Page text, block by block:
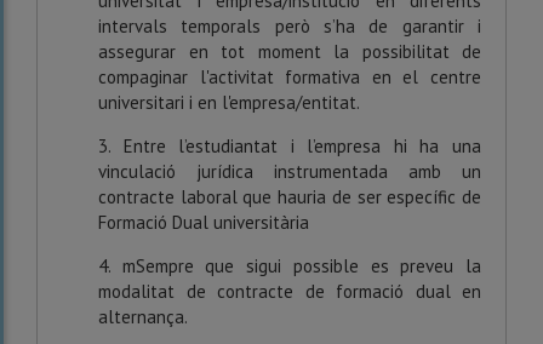
intervals temporals però s’ha de garantir i
assegurar en tot moment la possibilitat de
compaginar l'activitat formativa en el centre
universitari i en l'empresa/entitat.
3. Entre l’estudiantat i l’empresa hi ha una
vinculació jurídica instrumentada amb un
contracte laboral que hauria de ser específic de
Formació Dual universitària
4. mSempre que sigui possible es preveu la
modalitat de contracte de formació dual en
alternança.